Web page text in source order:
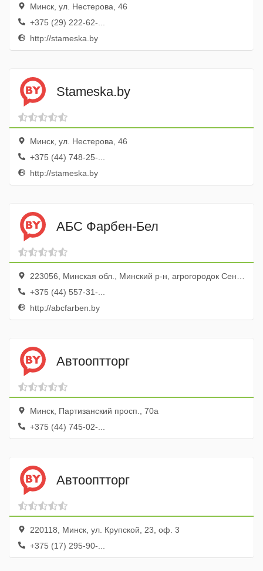
Минск, ул. Нестерова, 46
+375 (29) 222-62-...
http://stameska.by
Stameska.by
Минск, ул. Нестерова, 46
+375 (44) 748-25-...
http://stameska.by
АБС Фарбен-Бел
223056, Минская обл., Минский р-н, агрогородок Сеница, 135а
+375 (44) 557-31-...
http://abcfarben.by
Автооптторг
Минск, Партизанский просп., 70а
+375 (44) 745-02-...
Автооптторг
220118, Минск, ул. Крупской, 23, оф. 3
+375 (17) 295-90-...